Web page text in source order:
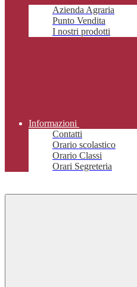
Azienda Agraria
Punto Vendita
I nostri prodotti
Informazioni
Contatti
Orario scolastico
Orario Classi
Orari Segreteria